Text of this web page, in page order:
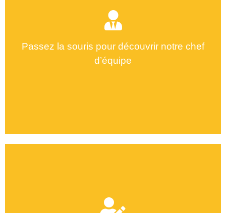
Passez la souris pour découvrir notre chef
d’équipe